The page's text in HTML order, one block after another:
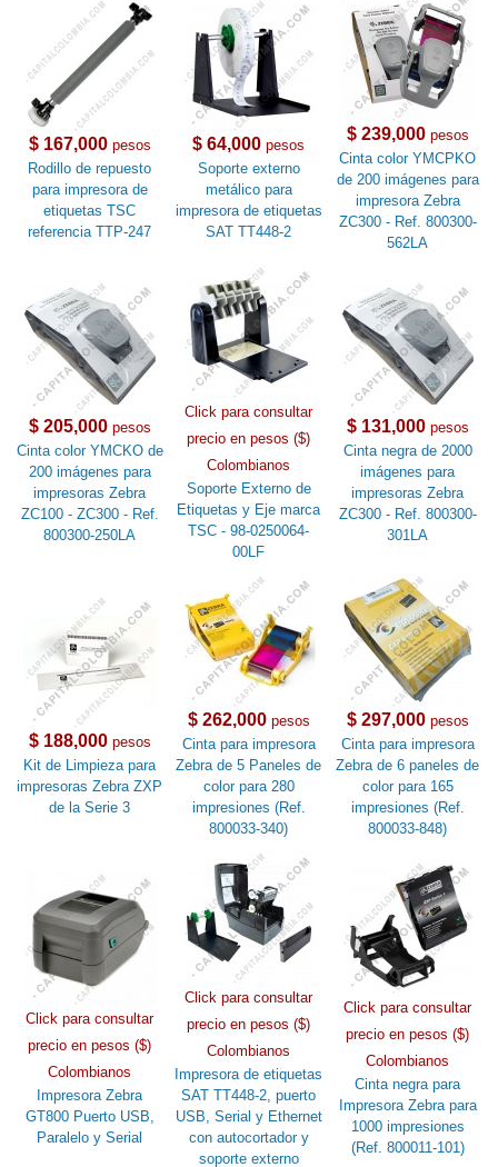
$ 167,000pesos
Rodillo de repuesto
para impresora de
etiquetas TSC
referencia TTP-247
$ 64,000 pesos
Soporte externo
metálico para
impresora de etiquetas
SAT TT448-2
$ 239,000pesos
Cinta color YMCPKO
de 200 imágenes para
impresora Zebra
ZC300 - Ref. 800300-
562LA
$ 205,000pesos
Cinta color YMCKO de
200 imágenes para
impresoras Zebra
ZC100 - ZC300 - Ref.
800300-250LA
Click para consultar
precio en pesos ($)
Colombianos
Soporte Externo de
Etiquetas y Eje marca
TSC - 98-0250064-
00LF
$ 131,000pesos
Cinta negra de 2000
imágenes para
impresoras Zebra
ZC300 - Ref. 800300-
301LA
$ 188,000pesos
Kit de Limpieza para
impresoras Zebra ZXP
de la Serie 3
$ 262,000pesos
Cinta para impresora
Zebra de 5 Paneles de
color para 280
impresiones (Ref.
800033-340)
$ 297,000pesos
Cinta para impresora
Zebra de 6 paneles de
color para 165
impresiones (Ref.
800033-848)
Click para consultar
precio en pesos ($)
Colombianos
Impresora Zebra
GT800 Puerto USB,
Paralelo y Serial
Click para consultar
precio en pesos ($)
Colombianos
Impresora de etiquetas
SAT TT448-2, puerto
USB, Serial y Ethernet
con autocortador y
soporte externo
Click para consultar
precio en pesos ($)
Colombianos
Cinta negra para
Impresora Zebra para
1000 impresiones
(Ref. 800011-101)